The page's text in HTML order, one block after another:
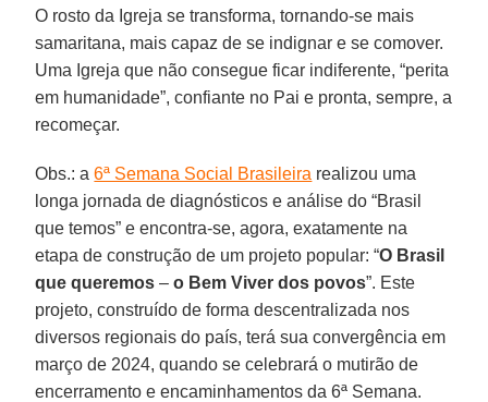
O rosto da Igreja se transforma, tornando-se mais
samaritana, mais capaz de se indignar e se comover.
Uma Igreja que não consegue ficar indiferente, “perita
em humanidade”, confiante no Pai e pronta, sempre, a
recomeçar.
Obs.: a6ª Semana Social Brasileira realizou uma
longa jornada de diagnósticos e análise do “Brasil
que temos” e encontra-se, agora, exatamente na
etapa de construção de um projeto popular: “O Brasil
que queremos– o Bem Viver dos povos”. Este
projeto, construído de forma descentralizada nos
diversos regionais do país, terá sua convergência em
março de 2024, quando se celebrará o mutirão de
encerramento e encaminhamentos da 6ª Semana.